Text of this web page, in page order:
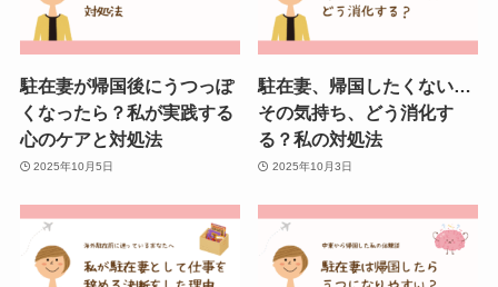
駐在妻が帰国後にうつっぽ
くなったら？私が実践する
心のケアと対処法
2025年10月5日
駐在妻、帰国したくない…
その気持ち、どう消化す
る？私の対処法
2025年10月3日